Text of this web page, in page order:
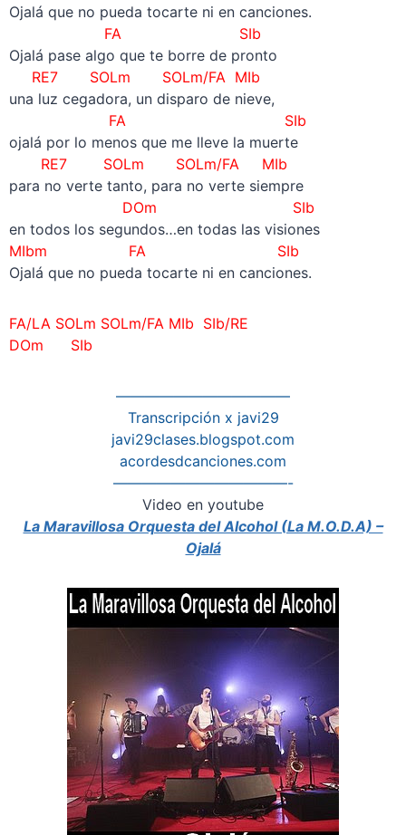
Ojalá que no pueda tocarte ni en canciones.
FA SIb
Ojalá pase algo que te borre de pronto
RE7 SOLm SOLm/FA MIb
una luz cegadora, un disparo de nieve,
FA SIb
ojalá por lo menos que me lleve la muerte
RE7 SOLm SOLm/FA MIb
para no verte tanto, para no verte siempre
DOm SIb
en todos los segundos…en todas las visiones
MIbm FA SIb
Ojalá que no pueda tocarte ni en canciones.
FA/LA SOLm SOLm/FA MIb SIb/RE
DOm SIb
————————————
Transcripción x javi29
javi29clases.blogspot.com
acordesdcanciones.com
————————————-
Video en youtube
La Maravillosa Orquesta del Alcohol (La M.O.D.A) –
Ojalá